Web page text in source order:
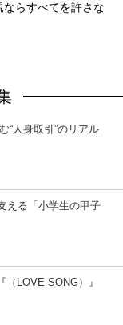
らすべてを許さな
“人身取引”のリアル
える「小学生の甲子
LOVE SONG）』